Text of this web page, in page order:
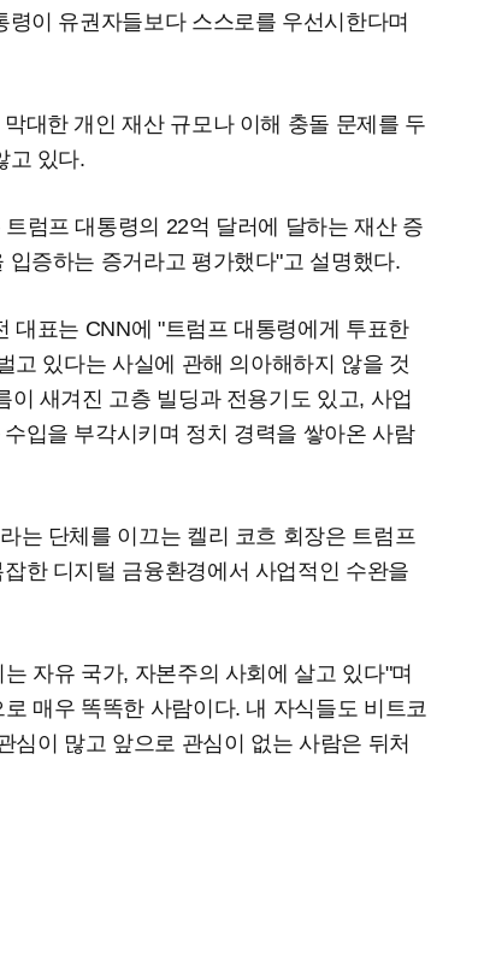
이 유권자들보다 스스로를 우선시한다며
대한 개인 재산 규모나 이해 충돌 문제를 두
고 있다.
럼프 대통령의 22억 달러에 달하는 재산 증
증하는 증거라고 평가했다"고 설명했다.
대표는 CNN에 "트럼프 대통령에게 투표한
고 있다는 사실에 관해 의아해하지 않을 것
이 새겨진 고층 빌딩과 전용기도 있고, 사업
입을 부각시키며 정치 경력을 쌓아온 사람
는 단체를 이끄는 켈리 코흐 회장은 트럼프
한 디지털 금융환경에서 사업적인 수완을
자유 국가, 자본주의 사회에 살고 있다"며
매우 똑똑한 사람이다. 내 자식들도 비트코
심이 많고 앞으로 관심이 없는 사람은 뒤처